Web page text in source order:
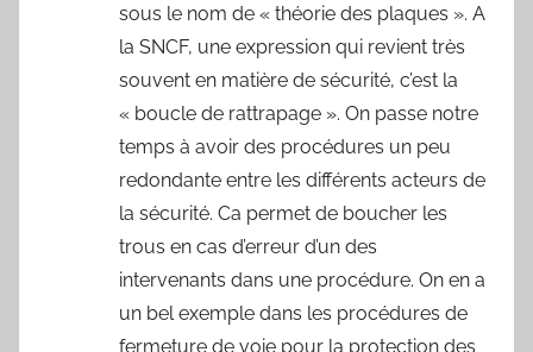
sous le nom de « théorie des plaques ». A
la SNCF, une expression qui revient très
souvent en matière de sécurité, c’est la
« boucle de rattrapage ». On passe notre
temps à avoir des procédures un peu
redondante entre les différents acteurs de
la sécurité. Ca permet de boucher les
trous en cas d’erreur d’un des
intervenants dans une procédure. On en a
un bel exemple dans les procédures de
fermeture de voie pour la protection des